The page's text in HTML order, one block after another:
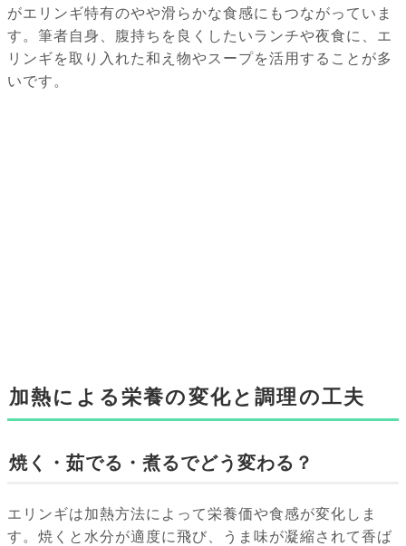
がエリンギ特有のやや滑らかな食感にもつながっていま
す。筆者自身、腹持ちを良くしたいランチや夜食に、エ
リンギを取り入れた和え物やスープを活用することが多
いです。
加熱による栄養の変化と調理の工夫
焼く・茹でる・煮るでどう変わる？
エリンギは加熱方法によって栄養価や食感が変化しま
す。焼くと水分が適度に飛び、うま味が凝縮されて香ば